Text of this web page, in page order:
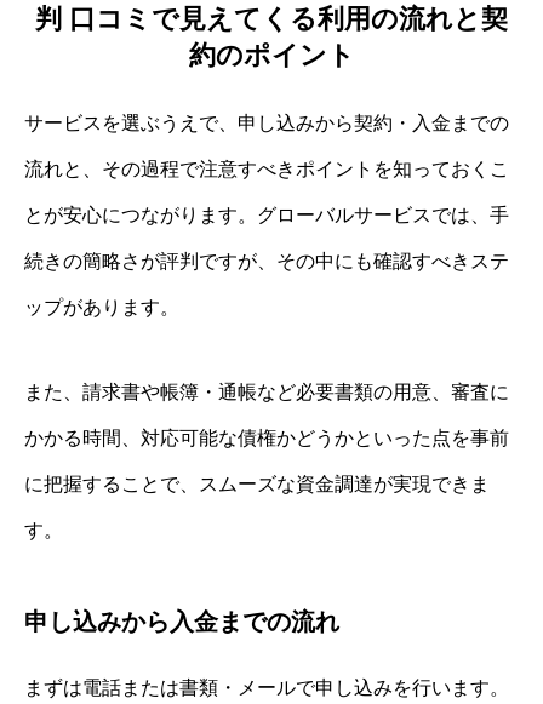
判 口コミで見えてくる利用の流れと契
約のポイント
サービスを選ぶうえで、申し込みから契約・入金までの
流れと、その過程で注意すべきポイントを知っておくこ
とが安心につながります。グローバルサービスでは、手
続きの簡略さが評判ですが、その中にも確認すべきステ
ップがあります。
また、請求書や帳簿・通帳など必要書類の用意、審査に
かかる時間、対応可能な債権かどうかといった点を事前
に把握することで、スムーズな資金調達が実現できま
す。
申し込みから入金までの流れ
まずは電話または書類・メールで申し込みを行います。